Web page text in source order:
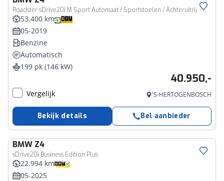
Roadster sDrive20i M Sport Automaat / Sportstoelen / Achteruitrijcamera / Stoelverwarming / Cruise Control
53.400 km
05-2019
Benzine
Automatisch
199 pk (146 kW)
40.950,-
Vergelijk 'S-HERTOGENBOSCH
Bekijk details Bel aanbieder
BMW Z4
sDrive20i Business Edition Plus
22.994 km
05-2025